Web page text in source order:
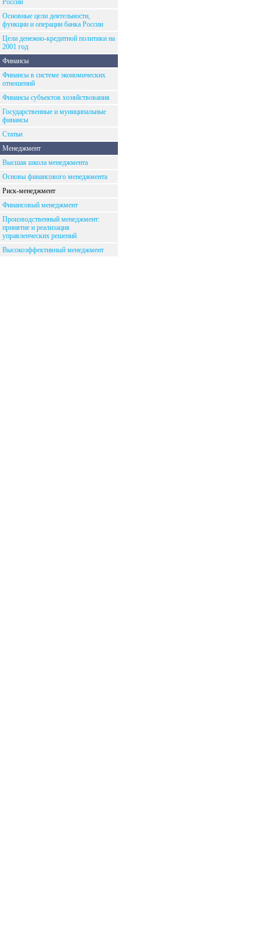
России
Основные цели деятельности,
функции и операции банка России
Цели денежно-кредитной политики на
2001 год
Финансы
Финансы в системе экономических
отношений
Финансы субъектов хозяйствования
Государственные и муниципальные
финансы
Статьи
Менеджмент
Высшая школа менеджмента
Основы финансового менеджмента
Риск-менеджмент
Финансовый менеджмент
Производственный менеджмент:
принятие и реализация
управленческих решений
Высокоэффективный менеджмент